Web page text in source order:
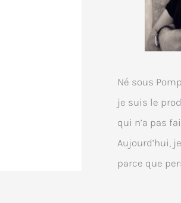
Né sous
je suis le
qui n’a pas
Aujourd’hui,
parce que